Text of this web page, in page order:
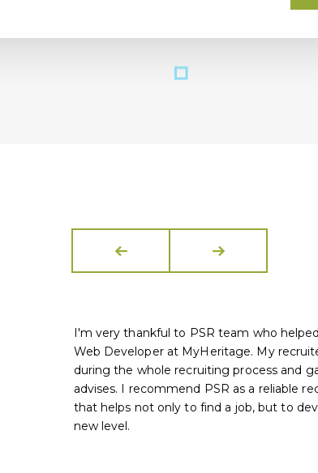
I'm very thankful to PSR team who
Web Developer at MyHeritage. My
during the whole recruiting process and
advises. I recommend PSR as a reliable
that helps not only to find a job, but to
new level.